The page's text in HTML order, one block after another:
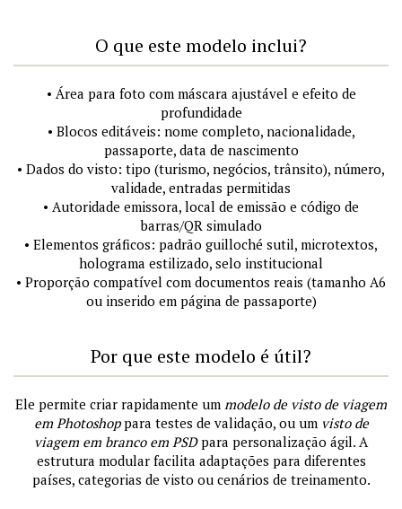
O que este modelo inclui?
• Área para foto com máscara ajustável e efeito de
profundidade
• Blocos editáveis: nome completo, nacionalidade,
passaporte, data de nascimento
• Dados do visto: tipo (turismo, negócios, trânsito), número,
validade, entradas permitidas
• Autoridade emissora, local de emissão e código de
barras/QR simulado
• Elementos gráficos: padrão guilloché sutil, microtextos,
holograma estilizado, selo institucional
• Proporção compatível com documentos reais (tamanho A6
ou inserido em página de passaporte)
Por que este modelo é útil?
Ele permite criar rapidamente um modelo de visto de viagem
em Photoshoppara testes de validação, ou um visto de
viagem em branco em PSDpara personalização ágil. A
estrutura modular facilita adaptações para diferentes
países, categorias de visto ou cenários de treinamento.